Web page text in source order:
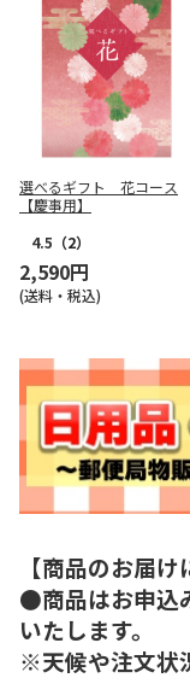
選べるギフト 花コース
【慶事用】
4.5 （2）
2,590円
(送料・税込)
【商品のお届け
●商品はお申込
いたします。
※天候や注文状